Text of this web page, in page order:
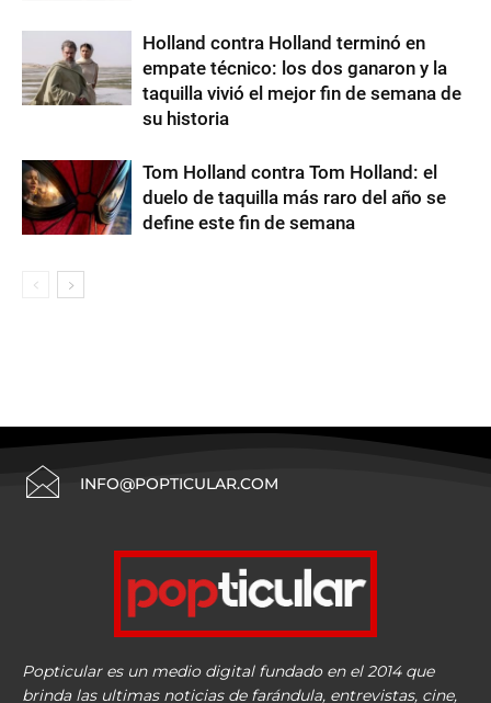
Holland contra Holland terminó en
empate técnico: los dos ganaron y la
taquilla vivió el mejor fin de semana de
su historia
Tom Holland contra Tom Holland: el
duelo de taquilla más raro del año se
define este fin de semana
INFO@POPTICULAR.COM
Popticular es un medio digital fundado en el 2014 que
brinda las ultimas noticias de farándula, entrevistas, cine,